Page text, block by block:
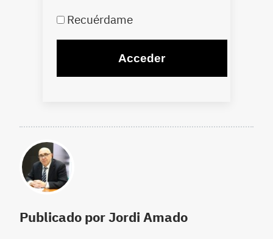
Recuérdame
Publicado por Jordi Amado